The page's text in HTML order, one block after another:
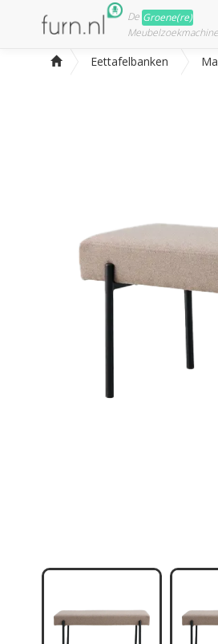
De Groene(re)
Meubelzoekmachine
Eettafelbanken